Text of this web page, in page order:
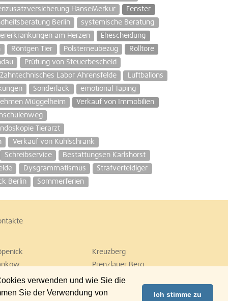
verwenden und wie Sie die
Sie der Verwendung von
Ich stimme zu
HanseMerkur
Fenster
Berlin
systemische Beratung
am Herzen
Ehescheidung
Röntgen Tier Polsterneubezug
Rolltore
Prüfung von Steuerbescheid
Zahntechnisches Labor Ahrensfelde
Luftballons
Sonderlack
emotional Taping
Müggelheim
Verkauf von Immobilien
Tierarzt
Verkauf von Kühlschrank
Schreibservice
Bestattungsen Karlshorst
Dysgrammatismus
Strafverteidiger
Berlin Sommerferien
Kreuzberg
Prenzlauer Berg
Tiergarten
Zehlendorf